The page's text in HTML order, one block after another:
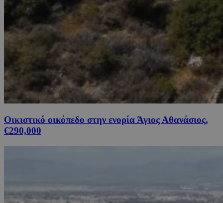
Οικιστικό οικόπεδο στην ενορία Άγιος Αθανάσιος,
€290,000